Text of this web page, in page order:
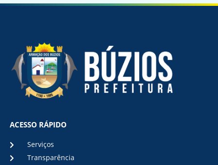
ACESSO RÁPIDO
Serviços
Transparência